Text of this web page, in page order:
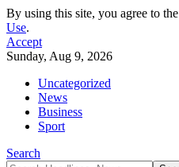
By using this site, you agree to the
Use.
Accept
Sunday, Aug 9, 2026
Uncategorized
News
Business
Sport
Search